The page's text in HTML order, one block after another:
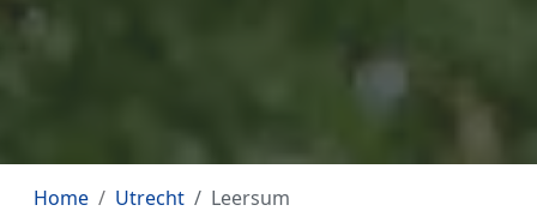
Home Utrecht Leersum